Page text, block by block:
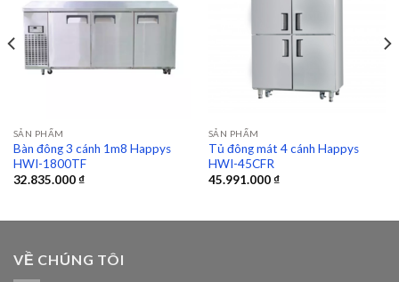
Add to
SẢN PHẨM
Bàn đông 3 cánh 1m8 Happys
HWI-1800TF
32.835.000₫
SẢN PHẨM
Tủ đông mát 4 cánh Happys
HWI-45CFR
45.991.000₫
VỀ CHÚNG TÔI